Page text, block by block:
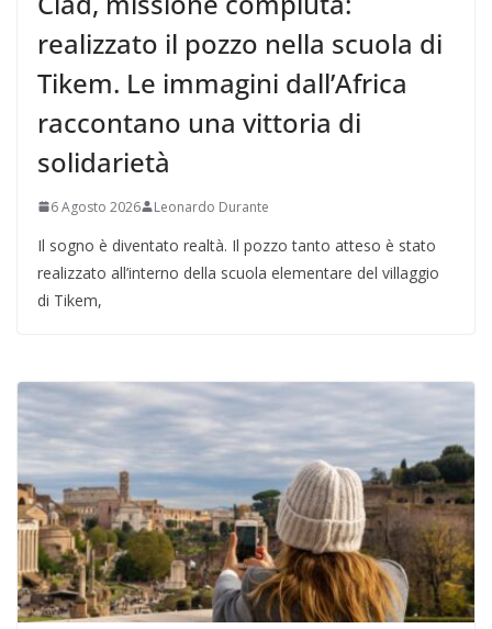
realizzato il pozzo nella scuola di
Tikem. Le immagini dall’Africa
raccontano una vittoria di
solidarietà
6 Agosto 2026 Leonardo Durante
Il sogno è diventato realtà. Il pozzo tanto atteso è stato
realizzato all’interno della scuola elementare del villaggio
di Tikem,